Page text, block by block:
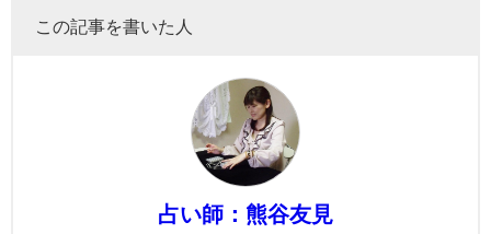
この記事を書いた人
占い師：熊谷友見